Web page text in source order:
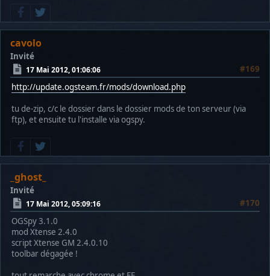
cavolo
Invité
17 Mai 2012, 01:06:06
#169
http://update.ogsteam.fr/mods/download.php
tu de-zip, c/c le dossier dans le dossier mods de ton serveur (via
ftp), et ensuite tu l'installe via ogspy.
_ghost_
Invité
17 Mai 2012, 05:09:16
#170
OGSpy 3.1.0
mod Xtense 2.4.0
script Xtense GM 2.4.0.10
toolbar dégagée !